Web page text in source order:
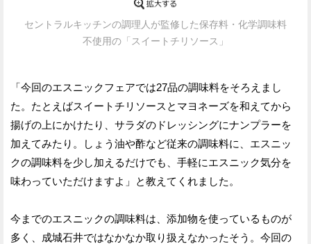
セントラルキッチンの調理人が監修した保存料・化学調味料
不使用の「スイートチリソース」
「今回のエスニックフェアでは27品の調味料をそろえまし
た。たとえばスイートチリソースとマヨネーズを和えてから
揚げの上にかけたり、サラダのドレッシングにナンプラーを
加えてみたり。しょう油や酢など従来の調味料に、エスニッ
クの調味料を少し加えるだけでも、手軽にエスニック気分を
味わっていただけますよ」と教えてくれました。
今までのエスニックの調味料は、添加物を使っているものが
多く、成城石井ではなかなか取り扱えなかったそう。今回の